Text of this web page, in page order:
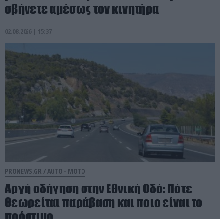
σβήνετε αμέσως τον κινητήρα
02.08.2026 | 15:37
PRONEWS.GR / AUTO - MOTO
Αργή οδήγηση στην Εθνική Οδό: Πότε
θεωρείται παράβαση και ποιο είναι το
πρόστιμο